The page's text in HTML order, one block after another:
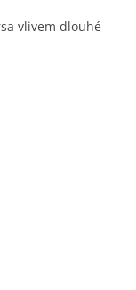
vlivem dlouhé